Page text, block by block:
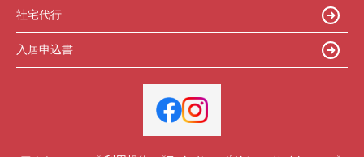
社宅代行
入居申込書